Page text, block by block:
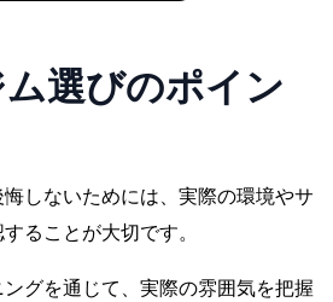
選びのポイン
しないためには、実際の環境やサ
ることが大切です。
ングを通じて、実際の雰囲気を把握